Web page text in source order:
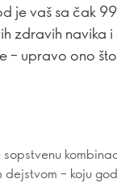
je vaš sa čak
zdravih navika i
– upravo ono
– koju god